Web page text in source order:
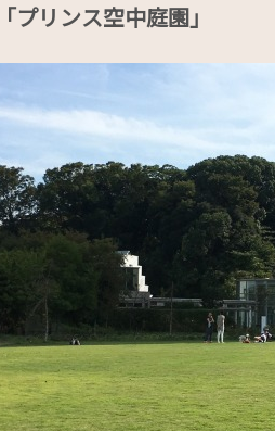
プリンス空中庭園」